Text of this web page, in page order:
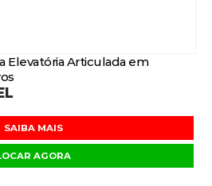
Elevatória Articulada em
SAIBA MAIS
AGORA